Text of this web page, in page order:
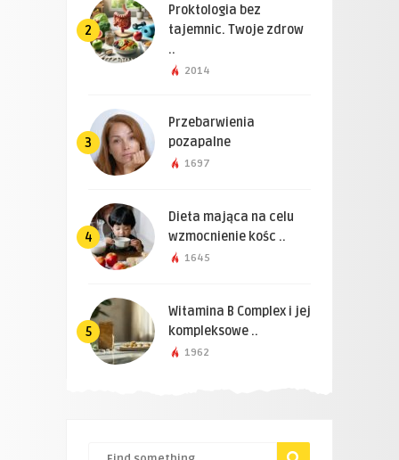
2
Proktologia bez
tajemnic. Twoje zdrow
..
2014
3
Przebarwienia
pozapalne
1697
4
Dieta mająca na celu
wzmocnienie kośc ..
1645
5
Witamina B Complex i jej
kompleksowe ..
1962